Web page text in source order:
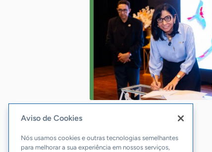
Aviso de Cookies
Nós usamos cookies e outras tecnologias semelhantes
para melhorar a sua experiência em nossos serviços,